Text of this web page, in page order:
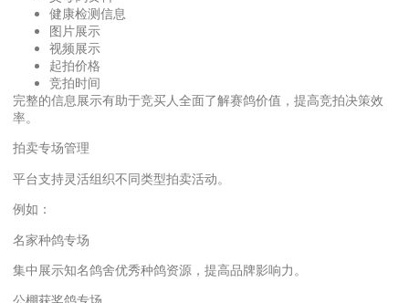
健康检测信息
图片展示
视频展示
起拍价格
竞拍时间
完整的信息展示有助于竞买人全面了解赛鸽价值，提高竞拍决策效
率。
拍卖专场管理
平台支持灵活组织不同类型拍卖活动。
例如：
名家种鸽专场
集中展示知名鸽舍优秀种鸽资源，提高品牌影响力。